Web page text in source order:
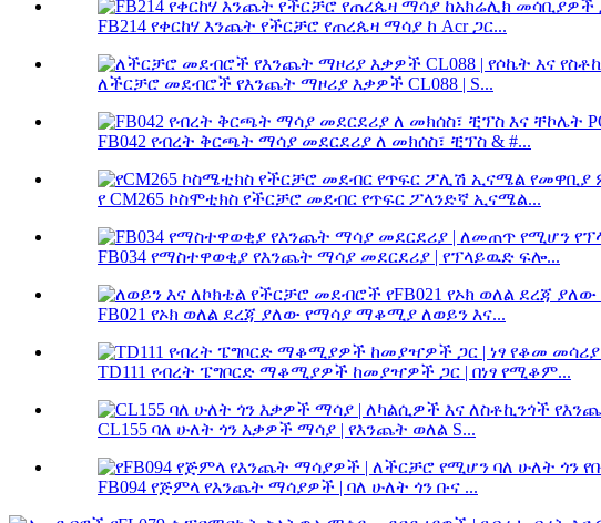
FB214 የቀርከሃ እንጨት የችርቻሮ የጠረጴዛ ማሳያ ከ Acr ጋር...
ለችርቻሮ መደብሮች የእንጨት ማዞሪያ እቃዎች CL088 | S...
FB042 የብረት ቅርጫት ማሳያ መደርደሪያ ለ መክሰስ፣ ቺፕስ & #...
የ CM265 ኮስሞቲክስ የችርቻሮ መደብር የጥፍር ፖላንድኛ ኢናሜል...
FB034 የማስተዋወቂያ የእንጨት ማሳያ መደርደሪያ | የፕላይዉድ ፍሎ...
FB021 የኦክ ወለል ደረጃ ያለው የማሳያ ማቆሚያ ለወይን እና...
TD111 የብረት ፔግቦርድ ማቆሚያዎች ከመያዣዎች ጋር | በነፃ የሚቆም...
CL155 ባለ ሁለት ጎን እቃዎች ማሳያ | የእንጨት ወለል S...
FB094 የጅምላ የእንጨት ማሳያዎች | ባለ ሁለት ጎን ቡና ...